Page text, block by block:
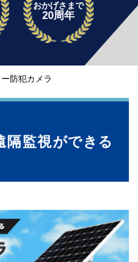
おかげさまで
20周年
防犯カメラ
隔監視ができる